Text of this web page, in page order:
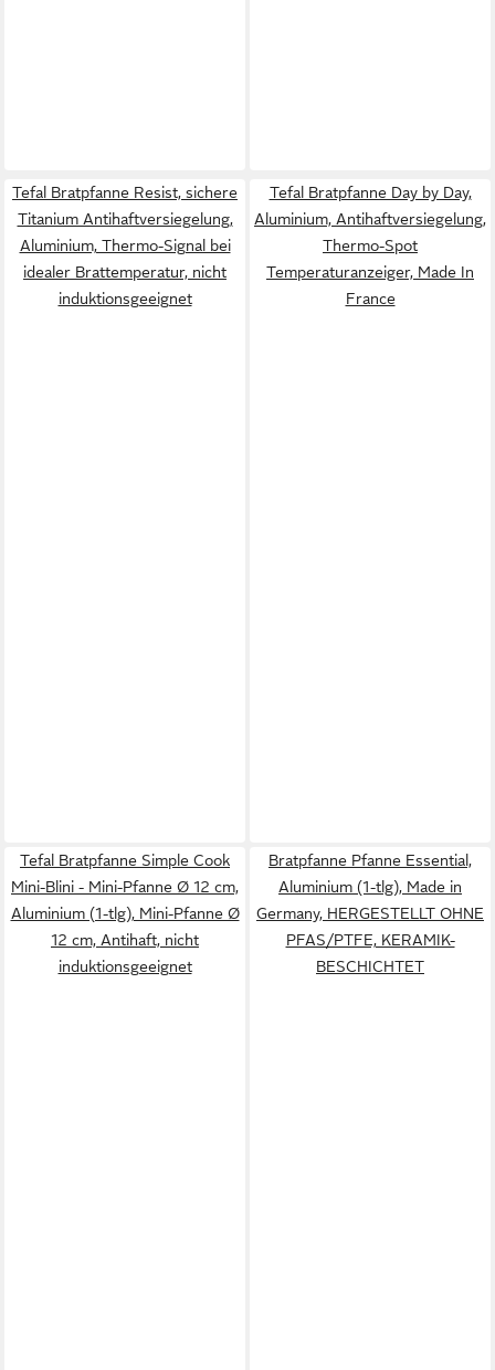
Tefal Bratpfanne Resist, sichere
Titanium Antihaftversiegelung,
Aluminium, Thermo-Signal bei
idealer Brattemperatur, nicht
induktionsgeeignet
Tefal Bratpfanne Day by Day,
Aluminium, Antihaftversiegelung,
Thermo-Spot
Temperaturanzeiger, Made In
France
Tefal Bratpfanne Simple Cook
Mini-Blini - Mini-Pfanne Ø 12 cm,
Aluminium (1-tlg), Mini-Pfanne Ø
12 cm, Antihaft, nicht
induktionsgeeignet
Bratpfanne Pfanne Essential,
Aluminium (1-tlg), Made in
Germany, HERGESTELLT OHNE
PFAS/PTFE, KERAMIK-
BESCHICHTET